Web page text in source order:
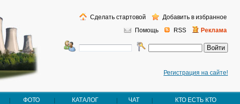
Регистрация на сайте!
Помощь RSS Реклама
Сделать стартовой Добавить в избранное
ФОТО КАТАЛОГ ЧАТ КТО ЕСТЬ КТО